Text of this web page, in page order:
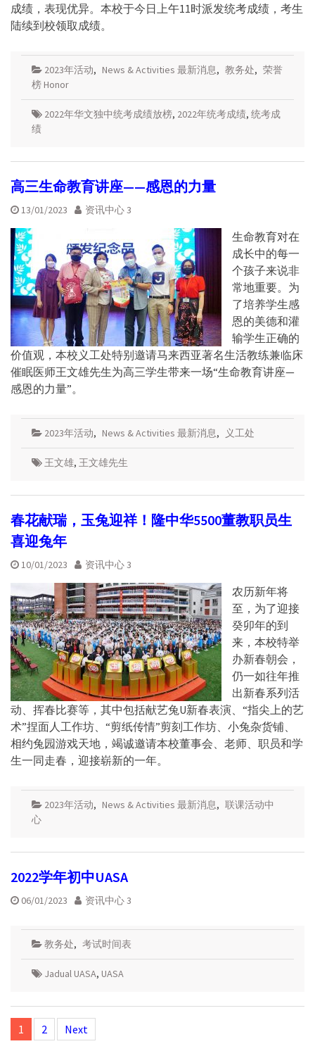
成绩，表现优异。本校于今日上午11时派发统考成绩，考生
陆续到校领取成绩。
2023年活动, News & Activities 最新消息, 教务处, 荣誉
榜 Honor
2022年华文独中统考成绩放榜, 2022年统考成绩, 统考成
绩
高三生命教育讲座——感恩的力量
13/01/2023 资讯中心 3
生命教育对在
成长中的每一
个孩子来说非
常地重要。为
了培养学生感
恩的美德和灌
输学生正确的
价值观，本校义工处特别邀请马来西亚著名生活教练兼临床
催眠医师王文雄先生为高三学生带来一场“生命教育讲座—
感恩的力量”。
2023年活动, News & Activities 最新消息, 义工处
王文雄, 王文雄先生
春花献瑞，玉兔迎祥！隆中华5500董教职员生
喜迎兔年
10/01/2023 资讯中心 3
农历新年将
至，为了迎接
癸卯年的到
来，本校特举
办新春朝会，
仍一如往年推
出新春系列活
动、挥春比赛等，其中包括献艺兔U新春表演、“指尖上的艺
术”捏面人工作坊、“剪纸传情”剪刻工作坊、小兔杂货铺、
相约兔园游戏天地，竭诚邀请本校董事会、老师、职员和学
生一同走春，迎接崭新的一年。
2023年活动, News & Activities 最新消息, 联课活动中
心
2022学年初中UASA
06/01/2023 资讯中心 3
教务处, 考试时间表
Jadual UASA, UASA
Posts
navigation
1 2 Next